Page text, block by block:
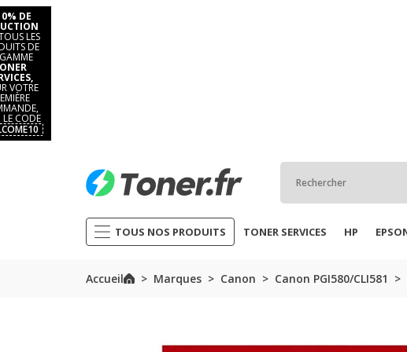
DE
LES
DE
VOTRE
LE CODE
TOUS NOS PRODUITS TONER SERVICES HP
Accueil Marques Canon Canon PGI580/CLI581